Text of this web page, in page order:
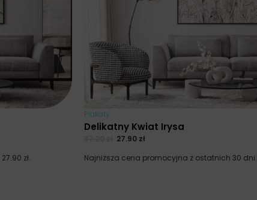
27.90 zł.
Plakaty
Delikatny Kwiat Irysa
27.90 zł
Najniższa cena promocyjna z ostatnich 30 dni: